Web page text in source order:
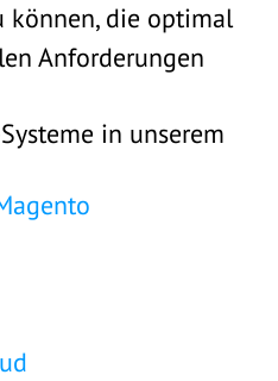
können, die optimal
Anforderungen
in unserem